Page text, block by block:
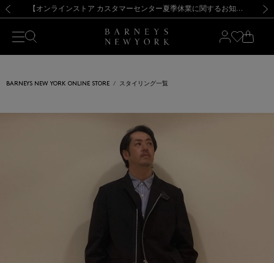
新規登録のお客様も対象！＜MY BARNEYS＞会員のお客様は11,000円（税込）以上のお買上げで常時送料無料！お買い物の際は会員登録を！
【夏季休業に伴う出荷一時停止のお知らせ】(2026.8.7) 【オンラインストア カスタマーセンター夏季休業に関するお知らせ】（2026.8.7）
【夏季休業に伴う返品・交換承り一時停止のお知らせ】（2026.8.5）
熊本県を中心とした地震の影響によるお荷物のお届けについて
【開催中】SUMMER SALEのご案内・ご注意事項 新規登録のお客様も対象！＜MY BARNEYS＞会員のお客様は11,000円（税込）以上のお買上げで常時送料無料！お買い物の際は会員登録を！
【夏季休業に伴う出荷一時停止のお知らせ】(2026.8.7)
BARNEYS NEW YORK ONLINE STORE スタイリング一覧